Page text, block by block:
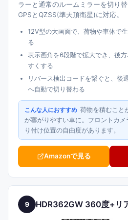
ラーと通常のルームミラーを切り
GPSとQZSS(準天頂衛星)に対応。
12V型の大画面で、荷物や車体で
る
表示画角を6段階で拡大でき、後
すくする
リバース検出コードを繋ぐと、後
へ自動で切り替わる
こんな人におすすめ 荷物を積むこと
が塞がりやすい車に。フロントカ
り付け位置の自由度があります。
Amazonで見る
9 HDR362GW 360度+リ